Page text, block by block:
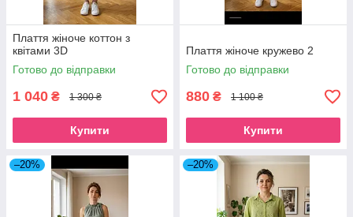
Плаття жіноче коттон з
квітами 3D
Готово до відправки
1 040 ₴ 1 300 ₴
Купити
Плаття жіноче кружево 2
Готово до відправки
880 ₴ 1 100 ₴
Купити
–20% –20%